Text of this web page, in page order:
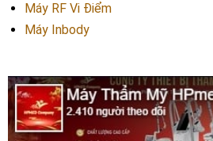
Máy RF Vi Điểm
Máy Inbody